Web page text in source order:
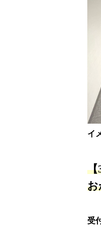
イ
【
お
受